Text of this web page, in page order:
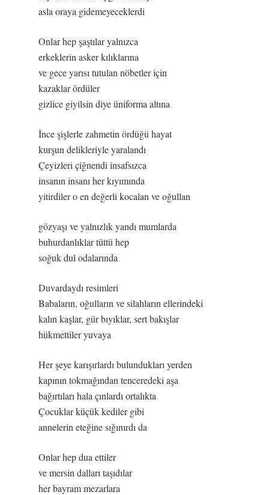
asla oraya gidemeyeceklerdi
Onlar hep şaştılar yalnızca
erkeklerin asker kılıklarına
ve gece yarısı tutulan nöbetler için
kazaklar ördüler
gizlice giyilsin diye üniforma altına
İnce şişlerle zahmetin ördüğü hayat
kurşun delikleriyle yaralandı
Çeyizleri çiğnendi insafsızca
insanın insanı her kıyımında
yitirdiler o en değerli kocalan ve oğullan
gözyaşı ve yalnızlık yandı mumlarda
buhurdanlıklar tüttü hep
soğuk dul odalarında
Duvardaydı resimleri
Babaların, oğulların ve silahların ellerindeki
kalın kaşlar, gür bıyıklar, sert bakışlar
hükmettiler yuvaya
Her şeye karışırlardı bulundukları yerden
kapının tokmağından tenceredeki aşa
bağırtıları hala çınlardı ortalıkta
Çocuklar küçük kediler gibi
annelerin eteğine sığınırdı da
Onlar hep dua ettiler
ve mersin dalları taşıdılar
her bayram mezarlara